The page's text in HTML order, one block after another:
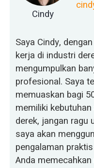
Cindy
Saya Cindy,
kerja di industri
mengumpulkan
profesional. Saya
memuaskan bagi
memiliki
derek, jangan ragu
saya akan
pengalaman
Anda